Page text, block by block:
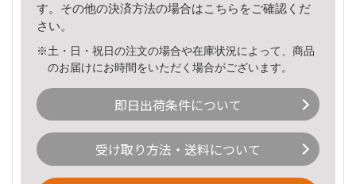
す。その他の決済方法の場合はこちら をご確認くだ
さい。
※土・日・祝日の注文の場合や在庫状況によって、商品
のお届けにお時間をいただく場合がございます。
即日出荷条件について
受け取り方法・送料について